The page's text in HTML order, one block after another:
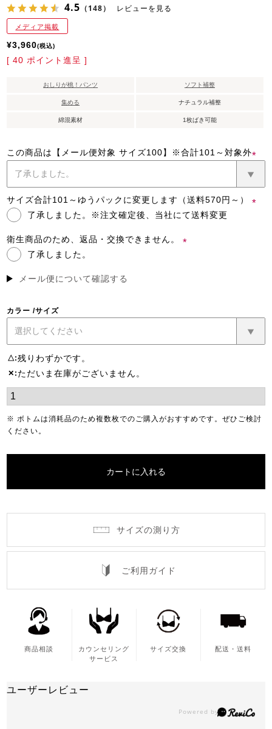
4.5 （148） レビューを見る
メディア掲載
¥3,960 税込
[ 40 ポイント進呈 ]
おしりが桃！パンツ ソフト補整
集める ナチュラル補整
綿混素材 1枚ばき可能
この商品は【メール便対象 サイズ100】※合計101～対象外
(必
須)
サイズ合計101～ゆうパックに変更します（送料570円～）
了承しました。※注文確定後、当社にて送料変更
衛生商品のため、返品・交換できません。
了承しました。
メール便について確認する
カラー サイズ
△ 残りわずかです。
✕ ただいま在庫がございません。
※ ボトムは消耗品のため複数枚でのご購入がおすすめです。ぜひご検討
ください。
カートに入れる
サイズの測り方
ご利用ガイド
商品相談
カウンセリング
サービス
サイズ交換 配送・送料
ユーザーレビュー